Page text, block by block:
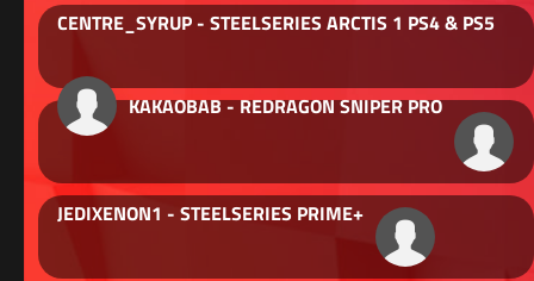
CENTRE_SYRUP - STEELSERIES ARCTIS 1 PS4 & PS5
KAKAOBAB - REDRAGON SNIPER PRO
JEDIXENON1 - STEELSERIES PRIME+